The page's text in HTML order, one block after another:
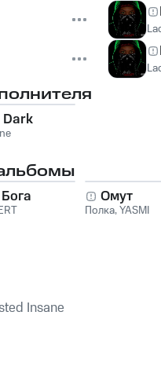
Dark
Омут
Полка,YASMI
Insane